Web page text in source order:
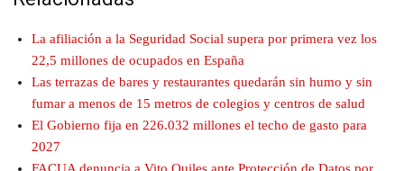
La afiliación a la Seguridad Social supera por primera vez los
22,5 millones de ocupados en España
Las terrazas de bares y restaurantes quedarán sin humo y sin
fumar a menos de 15 metros de colegios y centros de salud
El Gobierno fija en 226.032 millones el techo de gasto para
2027